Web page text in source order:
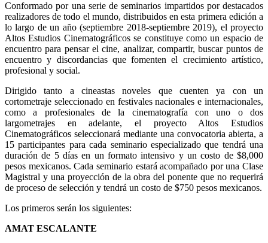
Conformado por una serie de seminarios impartidos por destacados
realizadores de todo el mundo, distribuidos en esta primera edición a
lo largo de un año (septiembre 2018-septiembre 2019), el proyecto
Altos Estudios Cinematográficos se constituye como un espacio de
encuentro para pensar el cine, analizar, compartir, buscar puntos de
encuentro y discordancias que fomenten el crecimiento artístico,
profesional y social.
Dirigido tanto a cineastas noveles que cuenten ya con un
cortometraje seleccionado en festivales nacionales e internacionales,
como a profesionales de la cinematografía con uno o dos
largometrajes en adelante, el proyecto Altos Estudios
Cinematográficos seleccionará mediante una convocatoria abierta, a
15 participantes para cada seminario especializado que tendrá una
duración de 5 días en un formato intensivo y un costo de $8,000
pesos mexicanos. Cada seminario estará acompañado por una Clase
Magistral y una proyección de la obra del ponente que no requerirá
de proceso de selección y tendrá un costo de $750 pesos mexicanos.
Los primeros serán los siguientes:
AMAT ESCALANTE